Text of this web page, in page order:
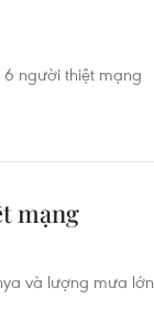
6 người thiệt mạng
mạng
và lượng mưa lớn